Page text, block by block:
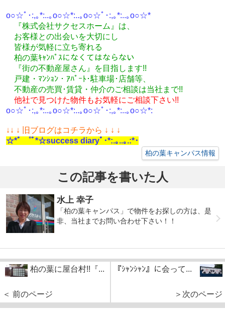
o○☆ﾟ･:,｡*:..｡o○☆*:..｡o○☆ﾟ･:,｡*:..｡o○☆*
『株式会社サクセスホーム』は、
お客様との出会いを大切にし
皆様が気軽に立ち寄れる
柏の葉ｷｬﾝﾊﾟｽになくてはならない
『街の不動産屋さん』を目指します!!
戸建・ﾏﾝｼｮﾝ・ｱﾊﾟｰﾄ･駐車場･店舗等、
不動産の売買･賃貸・仲介のご相談は当社まで!!
他社で見つけた物件もお気軽にご相談下さい!!
o○☆ﾟ･:,｡*:..｡o○☆*:..｡o○☆ﾟ･:,｡*:..｡o○☆*:
↓ ↓ ↓ 旧ブログはコチラから ↓ ↓ ↓
☆*ﾟ ゜ﾟ*☆success diaryﾟ･*:.｡..｡.:*･
柏の葉キャンパス情報
この記事を書いた人
水上 幸子
「柏の葉キャンパス」で物件をお探しの方は、是
非、当社までお問い合わせ下さい！！
柏の葉に屋台村!!『...
＜ 前のページ
『ｼｬﾝｼｬﾝ』に会って...
＞次のページ